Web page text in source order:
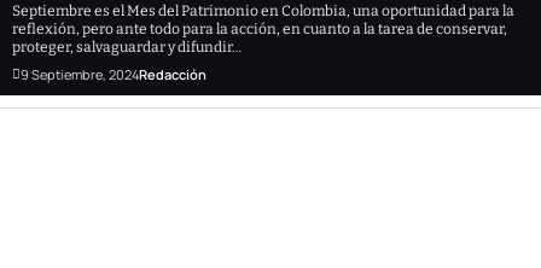
Septiembre es el Mes del Patrimonio en Colombia, una oportunidad para la
reflexión, pero ante todo para la acción, en cuanto a la tarea de conservar,
proteger, salvaguardar y difundir…
9 Septiembre, 2024Redacción